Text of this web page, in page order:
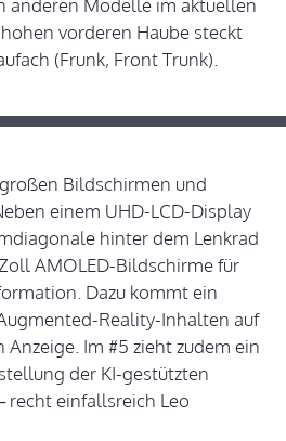
anderen Modelle im aktuellen
vorderen Haube steckt
(Frunk, Front Trunk).
Bildschirmen und
einem UHD-LCD-Display
hinter dem Lenkrad
AMOLED-Bildschirme für
Dazu kommt ein
Reality-Inhalten auf
Im #5 zieht zudem ein
der KI-gestützten
recht einfallsreich Leo